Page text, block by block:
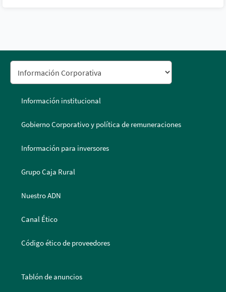
Información institucional
Gobierno Corporativo y política de remuneraciones
Información para inversores
Grupo Caja Rural
Nuestro ADN
Canal Ético
Código ético de proveedores
Tablón de anuncios